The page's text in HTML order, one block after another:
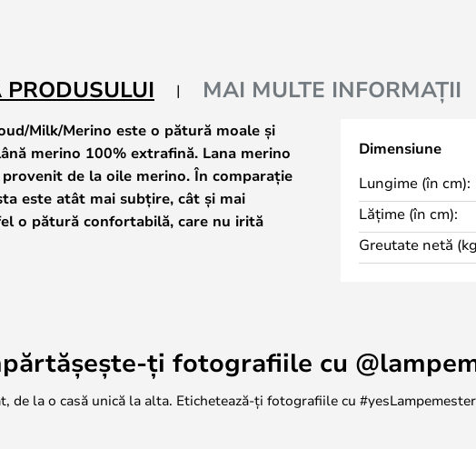
PRODUSULUI MAI MULTE INFORMAȚII
Milk/Merino este o pătură moale și
merino 100% extrafină. Lana merino
de la oile merino. În comparație
este atât mai subțire, cât și mai
o pătură confortabilă, care nu irită
confort și căldură pe canapea.
Dimensiune
Lungime (în cm):
Lățime (în cm):
Greutate netă
ți fotografiile cu
de la o casă unică la alta. Etichetează-ți fotografiile cu